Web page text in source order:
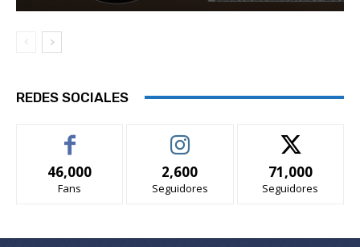
REDES SOCIALES
46,000
Fans
2,600
Seguidores
71,000
Seguidores